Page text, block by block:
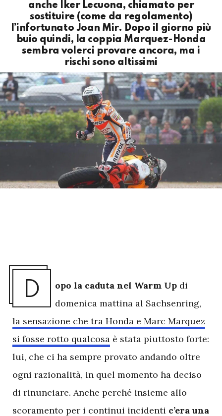
anche Iker Lecuona, chiamato per
sostituire (come da regolamento)
l’infortunato Joan Mir. Dopo il giorno più
buio quindi, la coppia Marquez-Honda
sembra volerci provare ancora, ma i
rischi sono altissimi
D opo la caduta nel Warm Up di
domenica mattina al Sachsenring,
la sensazione che tra Honda e Marc Marquez
si fosse rotto qualcosa è stata piuttosto forte:
lui, che ci ha sempre provato andando oltre
ogni razionalità, in quel momento ha deciso
di rinunciare. Anche perché insieme allo
scoramento per i continui incidenti c’era una